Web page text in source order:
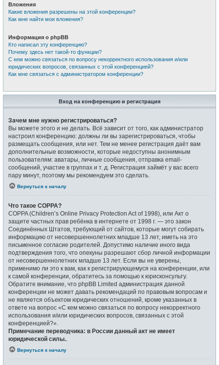
Вложения
Какие вложения разрешены на этой конференции?
Как мне найти мои вложения?
Информация о phpBB
Кто написал эту конференцию?
Почему здесь нет такой-то функции?
С кем можно связаться по вопросу некорректного использования и/или
юридических вопросов, связанных с этой конференцией?
Как мне связаться с администратором конференции?
Вход на конференцию и регистрация
Зачем мне нужно регистрироваться?
Вы можете этого и не делать. Всё зависит от того, как администратор
настроил конференцию: должны ли вы зарегистрироваться, чтобы
размещать сообщения, или нет. Тем не менее регистрация даёт вам
дополнительные возможности, которые недоступны анонимным
пользователям: аватары, личные сообщения, отправка email-
сообщений, участие в группах и т. д. Регистрация займёт у вас всего
пару минут, поэтому мы рекомендуем это сделать.
Вернуться к началу
Что такое COPPA?
COPPA (Children’s Online Privacy Protection Act of 1998), или Акт о
защите частных прав ребёнка в интернете от 1998 г. — это закон
Соединённых Штатов, требующий от сайтов, которые могут собирать
информацию от несовершеннолетних младше 13 лет, иметь на это
письменное согласие родителей. Допустимо наличие иного вида
подтверждения того, что опекуны разрешают сбор личной информации
от несовершеннолетних младше 13 лет. Если вы не уверены,
применимо ли это к вам, как к регистрирующемуся на конференции, или
к самой конференции, обратитесь за помощью к юрисконсульту.
Обратите внимание, что phpBB Limited администрация данной
конференции не может давать рекомендаций по правовым вопросам и
не является объектом юридических отношений, кроме указанных в
ответе на вопрос «С кем можно связаться по вопросу некорректного
использования и/или юридических вопросов, связанных с этой
конференцией?».
Примечание переводчика: в России данный акт не имеет
юридической силы.
Вернуться к началу